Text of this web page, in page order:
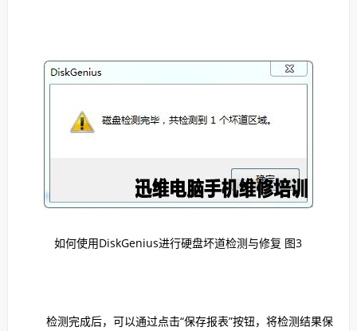
如何使用DiskGenius进行硬盘坏道检测与修复 图3
检测完成后，可以通过点击“保存报表”按钮，将检测结果保